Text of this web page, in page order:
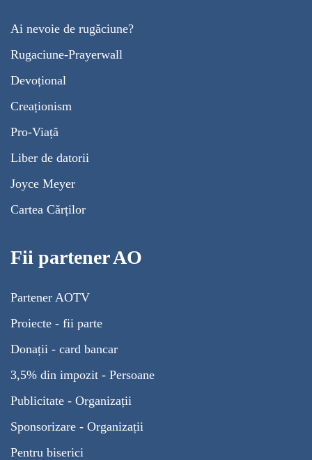
Ai nevoie de rugăciune?
Rugaciune-Prayerwall
Devoțional
Creaționism
Pro-Viață
Liber de datorii
Joyce Meyer
Cartea Cărților
Fii partener AO
Partener AOTV
Proiecte - fii parte
Donații - card bancar
3,5% din impozit - Persoane
Publicitate - Organizații
Sponsorizare - Organizații
Pentru biserici